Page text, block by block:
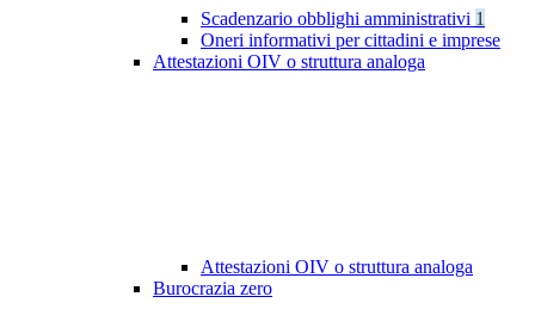
Scadenzario obblighi amministrativi 1
Oneri informativi per cittadini e imprese
Attestazioni OIV o struttura analoga
Attestazioni OIV o struttura analoga
Burocrazia zero